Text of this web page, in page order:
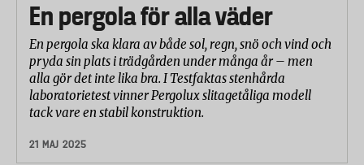
En pergola för alla väder
En pergola ska klara av både sol, regn, snö och vind och
pryda sin plats i trädgården under många år – men
alla gör det inte lika bra. I Testfaktas stenhårda
laboratorietest vinner Pergolux slitagetåliga modell
tack vare en stabil konstruktion.
21 MAJ 2025